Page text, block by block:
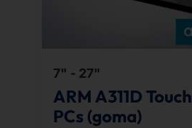
7" - 27"
ARM A311D Touch
PCs (goma)